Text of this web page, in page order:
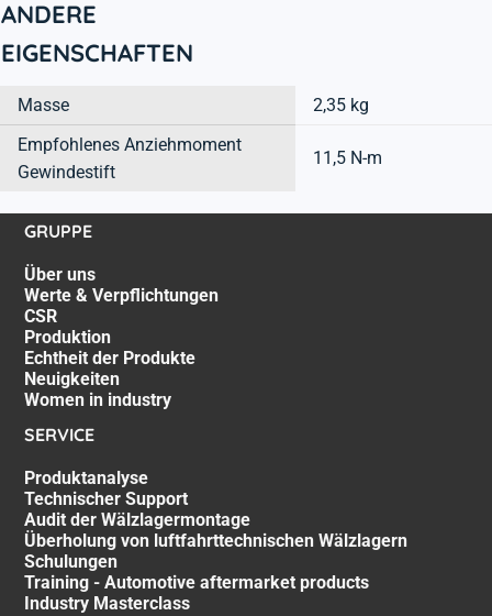
ANDERE
EIGENSCHAFTEN
Masse
2,35 kg
Empfohlenes Anziehmoment
Gewindestift
11,5 N-m
GRUPPE
Über uns
Werte & Verpflichtungen
CSR
Produktion
Echtheit der Produkte
Neuigkeiten
Women in industry
SERVICE
Produktanalyse
Technischer Support
Audit der Wälzlagermontage
Überholung von luftfahrttechnischen Wälzlagern
Schulungen
Training - Automotive aftermarket products
Industry Masterclass